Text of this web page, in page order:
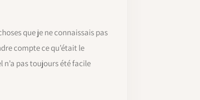
que je ne connaissais pas
compte ce qu’était le
pas toujours été facile